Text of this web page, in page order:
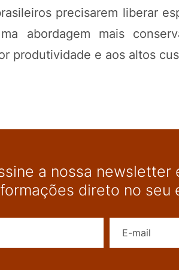
precisarem liberar
abordagem mais
produtividade e aos altos
a nossa
direto no seu